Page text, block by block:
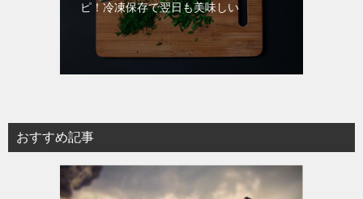
ピ！冷凍保存で翌日も美味しい
おすすめ記事